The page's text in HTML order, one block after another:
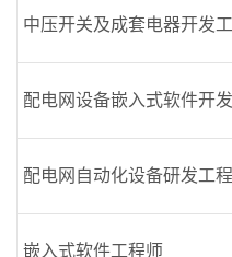
中压开关及成套电器开发
配电网设备嵌入式软件开
配电网自动化设备研发工
嵌入式软件工程师